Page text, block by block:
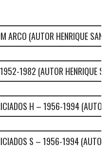
ARCO (AUTOR HENRIQUE
1982 (AUTOR HENRIQUE
H – 1956-1994 (AUTOR
S – 1956-1994 (AUTOR